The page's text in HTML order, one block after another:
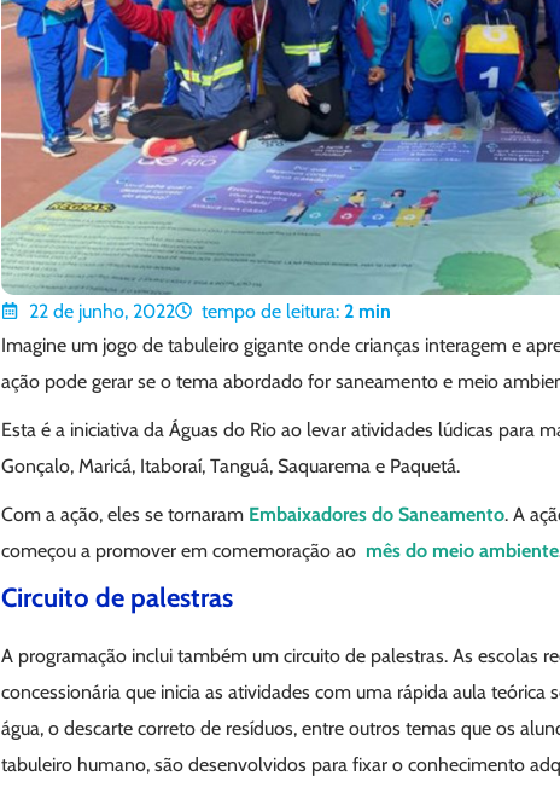
22 de junho, 2022 tempo de leitura: 2 min
Imagine um jogo de tabuleiro gigante onde crianças interagem e
ação pode gerar se o tema abordado for saneamento e meio
Esta é a iniciativa da Águas do Rio ao levar atividades lúdicas para
Gonçalo, Maricá, Itaboraí, Tanguá, Saquarema e Paquetá.
Com a ação, eles se tornaram Embaixadores do Saneamento. A
começou a promover em comemoração ao mês do meio ambiente
Circuito de palestras
A programação inclui também um circuito de palestras. As escolas
concessionária que inicia as atividades com uma rápida aula
água, o descarte correto de resíduos, entre outros temas que os
tabuleiro humano, são desenvolvidos para fixar o conhecimento